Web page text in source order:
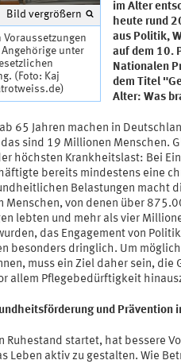
Bild vergrößern
Voraussetzungen
unter
(Foto: Kaj
im Alter
heute rund
aus Politik,
auf dem 10.
Nationalen
dem Titel
Alter: Was
65 Jahren machen in
sind 19 Millionen Menschen.
höchsten Krankheitslast: Bei
bereits mindestens eine
Belastungen macht
Menschen, von denen über
lebten und mehr als vier
das Engagement von
besonders dringlich. Um
muss ein Ziel daher sein, die
allem Pflegebedürftigkeit
und Prävention
Ruhestand startet, hat bessere
Leben aktiv zu gestalten. Wie